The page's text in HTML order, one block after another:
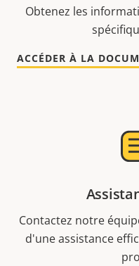
Obtenez les
Contactez notre
d'une assistance